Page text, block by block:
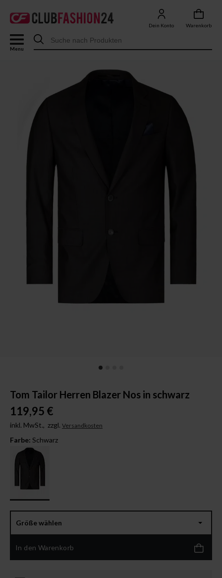
Dein Konto Warenkorb
Menu
Tom Tailor Herren Blazer Nos in schwarz
119,95 €
inkl. MwSt., zzgl. Versandkosten
Farbe: Schwarz
Größe wählen
In den Warenkorb